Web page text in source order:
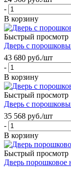
-
В корзину
Быстрый просмотр
Дверь с
43 680 руб./шт
-
В корзину
Быстрый просмотр
Дверь с
35 568 руб./шт
-
В корзину
Быстрый просмотр
Дверь